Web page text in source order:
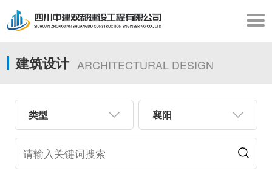
建筑设计 ARCHITECTURAL DESIGN
类型 襄阳